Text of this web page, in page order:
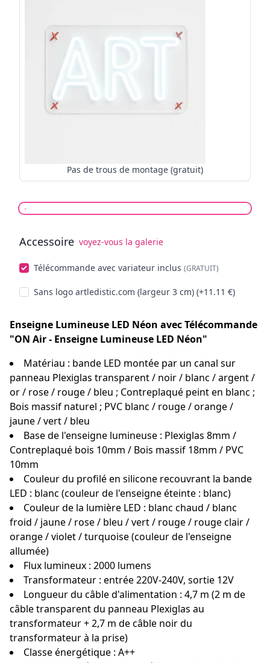
Pas de trous de montage (gratuit)
Accessoire voyez-vous la galerie
Télécommande avec variateur inclus (GRATUIT)
Sans logo artledistic.com (largeur 3 cm) (+11.11 €)
Enseigne Lumineuse LED Néon avec Télécommande
"ON Air - Enseigne Lumineuse LED Néon"
Matériau : bande LED montée par un canal sur
panneau Plexiglas transparent / noir / blanc / argent /
or / rose / rouge / bleu ; Contreplaqué peint en blanc ;
Bois massif naturel ; PVC blanc / rouge / orange /
jaune / vert / bleu
Base de l'enseigne lumineuse : Plexiglas 8mm /
Contreplaqué bois 10mm / Bois massif 18mm / PVC
10mm
Couleur du profilé en silicone recouvrant la bande
LED : blanc (couleur de l'enseigne éteinte : blanc)
Couleur de la lumière LED : blanc chaud / blanc
froid / jaune / rose / bleu / vert / rouge / rouge clair /
orange / violet / turquoise (couleur de l'enseigne
allumée)
Flux lumineux : 2000 lumens
Transformateur : entrée 220V-240V, sortie 12V
Longueur du câble d'alimentation : 4,7 m (2 m de
câble transparent du panneau Plexiglas au
transformateur + 2,7 m de câble noir du
transformateur à la prise)
Classe énergétique : A++